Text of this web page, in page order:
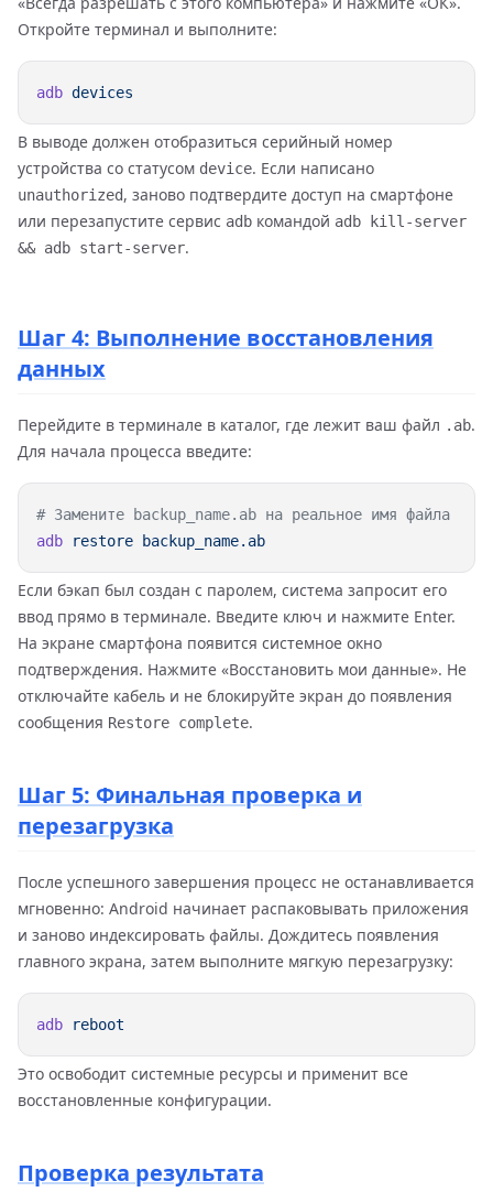
Откройте терминал и выполните:
adb
В выводе должен отобразиться серийный номер
устройства со статусом device. Если написано
unauthorized, заново подтвердите доступ на смартфоне
или перезапустите сервис adb командой adb kill-server
&& adb start-server.
Шаг 4: Выполнение восстановления
данных
Перейдите в терминале в каталог, где лежит ваш файл .ab.
Для начала процесса введите:
adb restore
Если бэкап был создан с паролем, система запросит его
ввод прямо в терминале. Введите ключ и нажмите Enter.
На экране смартфона появится системное окно
подтверждения. Нажмите «Восстановить мои данные». Не
отключайте кабель и не блокируйте экран до появления
сообщения Restore complete.
Шаг 5: Финальная проверка и
перезагрузка
После успешного завершения процесс не останавливается
мгновенно: Android начинает распаковывать приложения
и заново индексировать файлы. Дождитесь появления
главного экрана, затем выполните мягкую перезагрузку:
adb
Это освободит системные ресурсы и применит все
восстановленные конфигурации.
Проверка результата